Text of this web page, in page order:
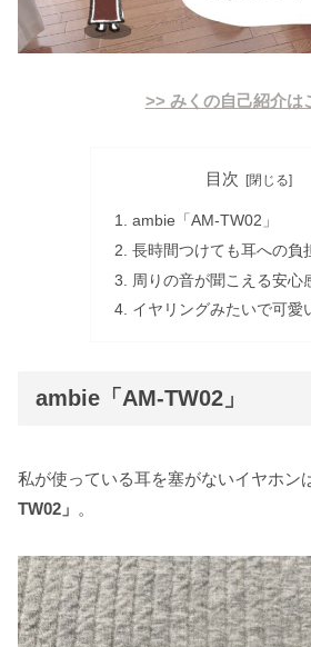
>> みくの自己紹介は
目次
ambie「AM-TW02」
長時間つけても耳への負
周りの音が聞こえる安心
イヤリングみたいで可愛
ambie「AM-TW02」
私が使っている耳を塞がないイヤホン
TW02」 。